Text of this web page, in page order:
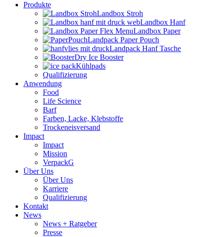
Produkte
Landbox Stroh
Landbox Hanf
Landbox Paper
Landpack Paper Pouch
Landpack Hanf Tasche
Dry Ice Booster
Kühlpads
Qualifizierung
Anwendung
Food
Life Science
Barf
Farben, Lacke, Klebstoffe
Trockeneisversand
Impact
Impact
Mission
VerpackG
Über Uns
Über Uns
Karriere
Qualifizierung
Kontakt
News
News + Ratgeber
Presse